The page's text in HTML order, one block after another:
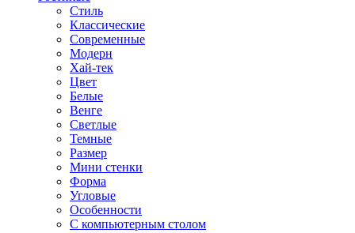
Стиль
Классические
Современные
Модерн
Хай-тек
Цвет
Белые
Венге
Светлые
Темные
Размер
Мини стенки
Форма
Угловые
Особенности
С компьютерным столом